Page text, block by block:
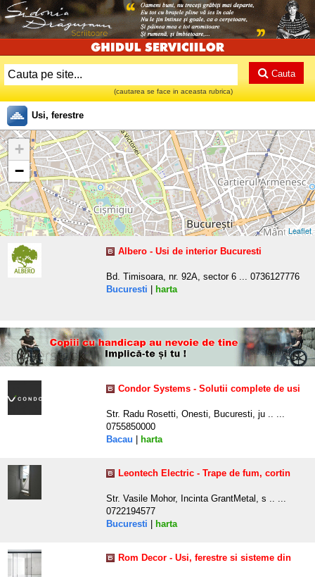
(cautarea se face in aceasta rubrica)
Cauta
Usi, ferestre
+
−
Leaflet
Albero - Usi de interior Bucuresti
Bd. Timisoara, nr. 92A, sector 6 ... 0736127776
Bucuresti | harta
Condor Systems - Solutii complete de usi
Str. Radu Rosetti, Onesti, Bucuresti, ju .. ...
0755850000
Bacau
harta
Leontech Electric - Trape de fum, cortin
Str. Vasile Mohor, Incinta GrantMetal, s .. ...
0722194577
Bucuresti
harta
Rom Decor - Usi, ferestre si sisteme din